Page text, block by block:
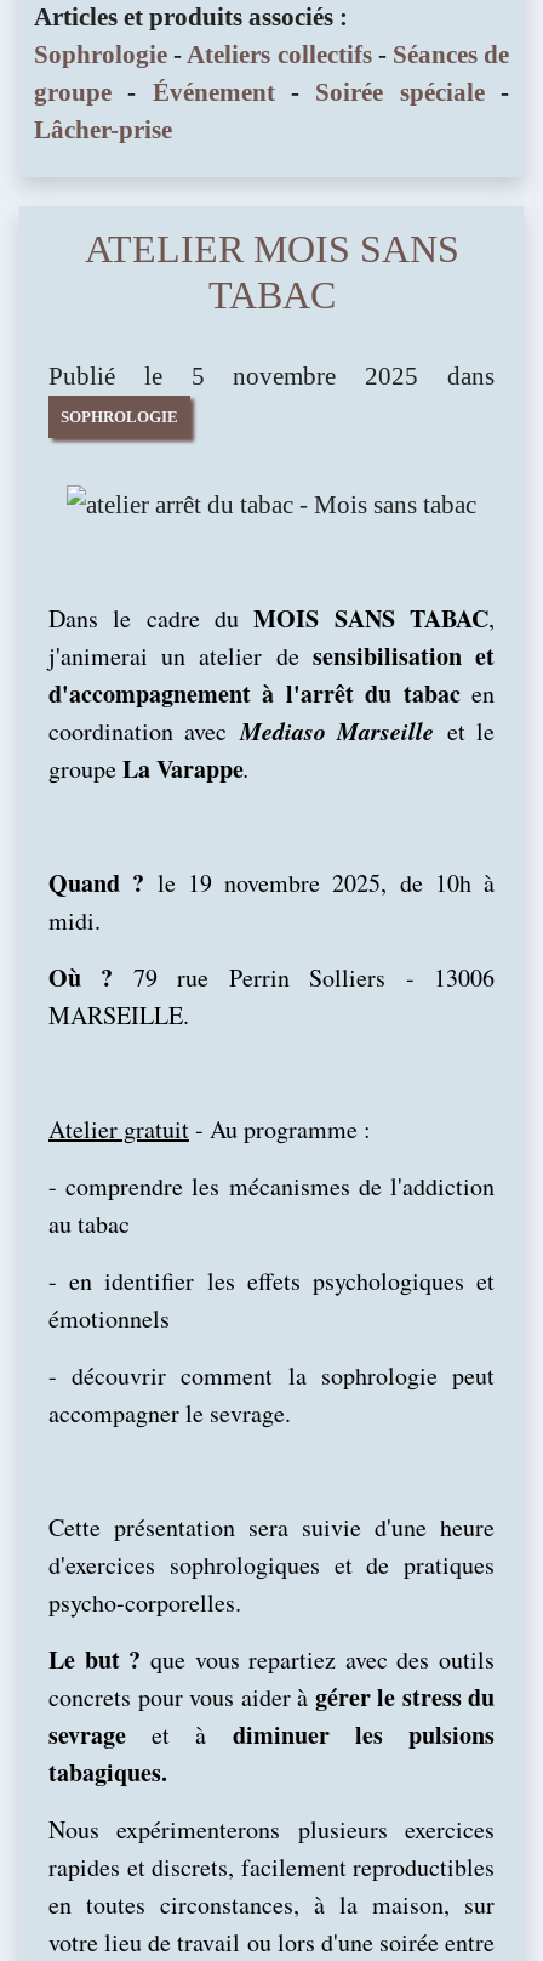
Articles et produits associés :
Sophrologie - Ateliers collectifs- Séances de
groupe - Événement- Soirée spéciale-
Lâcher-prise
ATELIER MOIS SANS
TABAC
Publié le 5 novembre 2025 dans
SOPHROLOGIE
Dans le cadre duMOIS SANS TABAC,
j'animerai un atelier de sensibilisation et
d'accompagnement à l'arrêt du tabacen
coordination avecMediaso Marseille et le
groupeLa Varappe.
Quand ? le 19 novembre 2025, de 10h à
midi.
Où ? 79 rue Perrin Solliers - 13006
MARSEILLE.
Atelier gratuit- Au programme :
- comprendre les mécanismes de l'addiction
au tabac
- en identifier les effets psychologiques et
émotionnels
- découvrir comment la sophrologie peut
accompagner le sevrage.
Cette présentation sera suivie d'une heure
d'exercices sophrologiques et de pratiques
psycho-corporelles.
Le but ? que vous repartiez avec des outils
concrets pour vous aider à gérer le stress du
sevrage et à diminuer les pulsions
tabagiques.
Nous expérimenterons plusieurs exercices
rapides et discrets, facilement reproductibles
en toutes circonstances, à la maison, sur
votre lieu de travail ou lors d'une soirée entre